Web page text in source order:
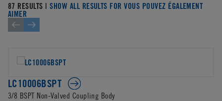
87 RESULTS |SHOW ALL RESULTS FOR VOUS POUVEZ ÉGALEMENT
AIMER
LC10006BSPT
3/8 BSPT Non-Valved Coupling Body